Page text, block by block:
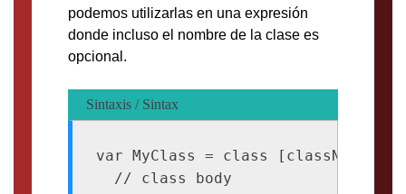
podemos utilizarlas en una expresión
donde incluso el nombre de la clase es
opcional.
Sintaxis / Sintax
var MyClass = class [className]
  // class body